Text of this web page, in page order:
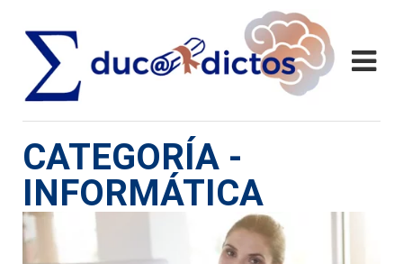
CATEGORÍA -
INFORMÁTICA